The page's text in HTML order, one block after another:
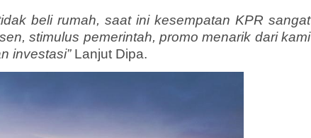
beli rumah, saat ini kesempatan KPR sangat
stimulus pemerintah, promo menarik dari kami
investasi” Lanjut Dipa.